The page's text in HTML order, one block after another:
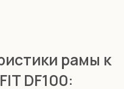
рамы к
DF100: